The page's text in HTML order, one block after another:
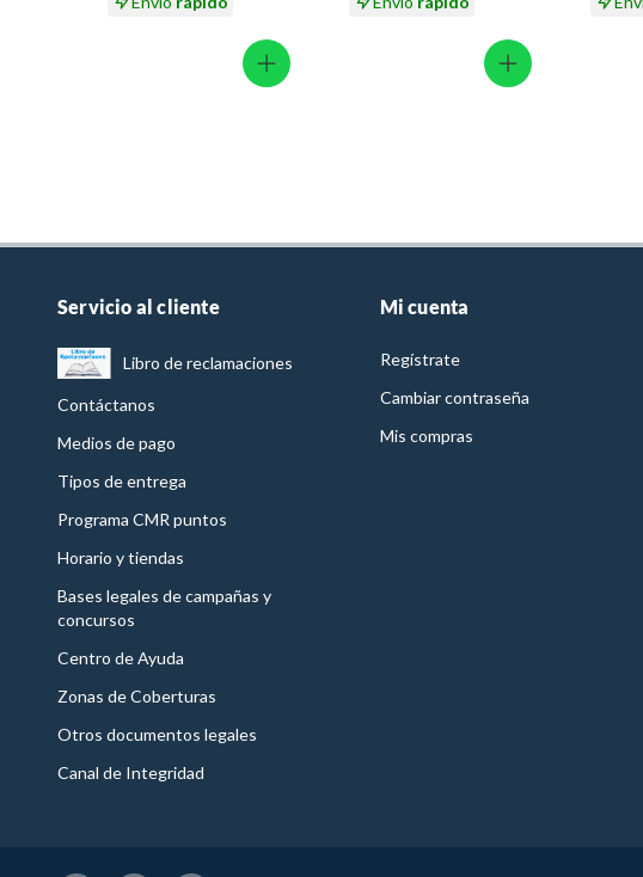
Servicio al cliente
Libro de reclamaciones
Contáctanos
Medios de pago
Tipos de entrega
Programa CMR puntos
Horario y tiendas
Bases legales de campañas y
concursos
Centro de Ayuda
Zonas de Coberturas
Otros documentos legales
Canal de Integridad
Mi cuenta
Regístrate
Cambiar contraseña
Mis compras